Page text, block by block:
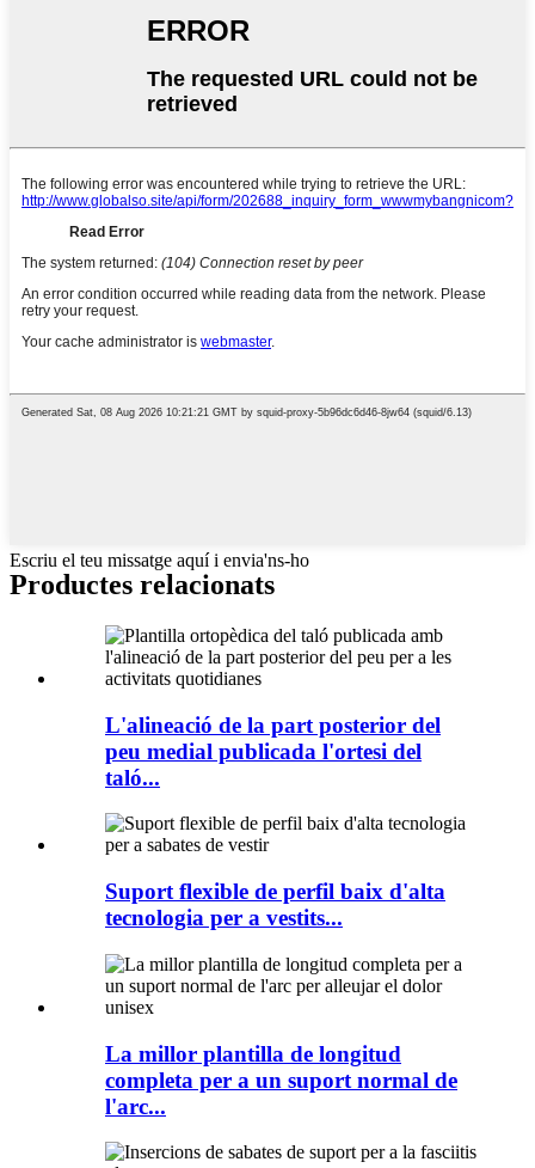
Escriu el teu missatge aquí i envia'ns-ho
Productes relacionats
L'alineació de la part posterior del
peu medial publicada l'ortesi del
taló...
Suport flexible de perfil baix d'alta
tecnologia per a vestits...
La millor plantilla de longitud
completa per a un suport normal de
l'arc...